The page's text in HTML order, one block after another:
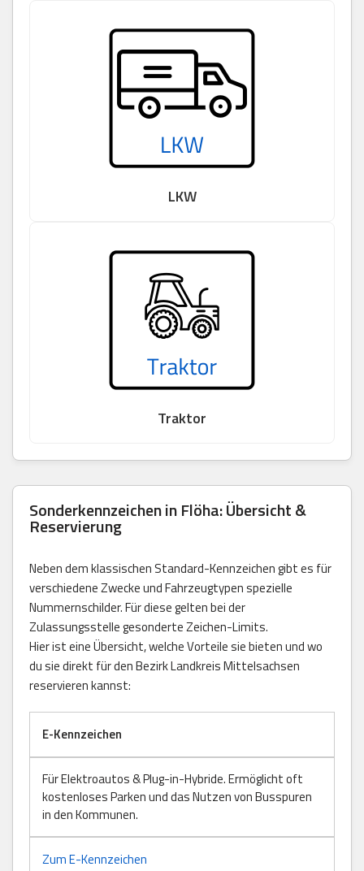
LKW
Traktor
Sonderkennzeichen in Flöha: Übersicht &
Reservierung
Neben dem klassischen Standard-Kennzeichen gibt es für
verschiedene Zwecke und Fahrzeugtypen spezielle
Nummernschilder. Für diese gelten bei der
Zulassungsstelle gesonderte Zeichen-Limits.
Hier ist eine Übersicht, welche Vorteile sie bieten und wo
du sie direkt für den Bezirk Landkreis Mittelsachsen
reservieren kannst:
E-Kennzeichen
Für Elektroautos & Plug-in-Hybride. Ermöglicht oft
kostenloses Parken und das Nutzen von Busspuren
in den Kommunen.
Zum E-Kennzeichen